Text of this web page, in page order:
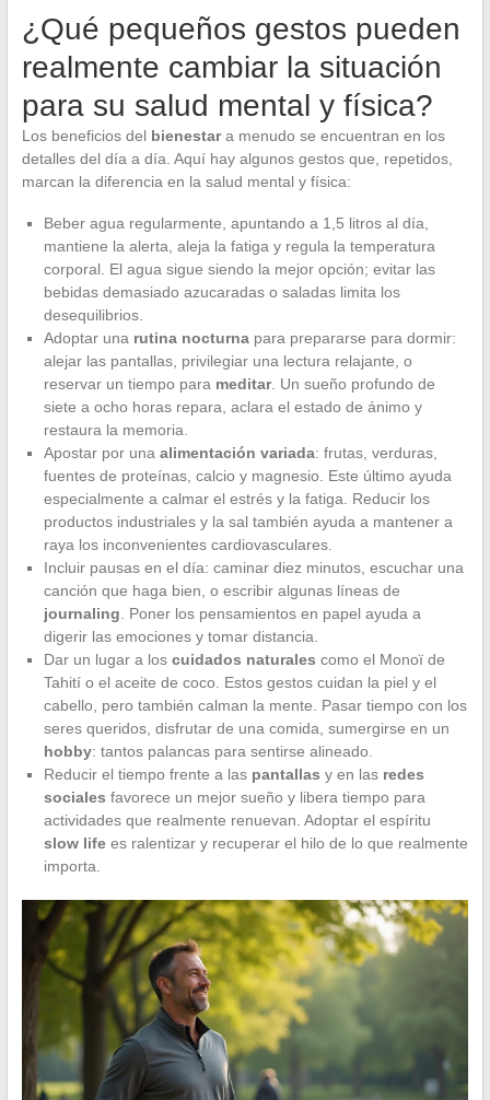
¿Qué pequeños gestos pueden
realmente cambiar la situación
para su salud mental y física?
Los beneficios del bienestara menudo se encuentran en los
detalles del día a día. Aquí hay algunos gestos que, repetidos,
marcan la diferencia en la salud mental y física:
Beber agua regularmente, apuntando a 1,5 litros al día,
mantiene la alerta, aleja la fatiga y regula la temperatura
corporal. El agua sigue siendo la mejor opción; evitar las
bebidas demasiado azucaradas o saladas limita los
desequilibrios.
Adoptar una rutina nocturnapara prepararse para dormir:
alejar las pantallas, privilegiar una lectura relajante, o
reservar un tiempo para meditar. Un sueño profundo de
siete a ocho horas repara, aclara el estado de ánimo y
restaura la memoria.
Apostar por una alimentación variada: frutas, verduras,
fuentes de proteínas, calcio y magnesio. Este último ayuda
especialmente a calmar el estrés y la fatiga. Reducir los
productos industriales y la sal también ayuda a mantener a
raya los inconvenientes cardiovasculares.
Incluir pausas en el día: caminar diez minutos, escuchar una
canción que haga bien, o escribir algunas líneas de
journaling . Poner los pensamientos en papel ayuda a
digerir las emociones y tomar distancia.
Dar un lugar a los cuidados naturales como el Monoï de
Tahití o el aceite de coco. Estos gestos cuidan la piel y el
cabello, pero también calman la mente. Pasar tiempo con los
seres queridos, disfrutar de una comida, sumergirse en un
hobby: tantos palancas para sentirse alineado.
Reducir el tiempo frente a las pantallas y en las redes
sociales favorece un mejor sueño y libera tiempo para
actividades que realmente renuevan. Adoptar el espíritu
slow lifees ralentizar y recuperar el hilo de lo que realmente
importa.